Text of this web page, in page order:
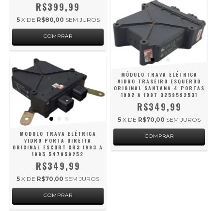
R$399,99
5 X DE R$80,00 SEM JUROS
MODULO TRAVA ELÉTRICA
VIDRO PORTA DIREITA
ORIGINAL ESCORT XR3 1993 A
1995 547959252
R$349,99
5 X DE R$70,00 SEM JUROS
MÓDULO TRAVA ELÉTRICA
VIDRO TRASEIRO ESQUERDO
ORIGINAL SANTANA 4 PORTAS
1992 A 1997 3259592531
R$349,99
5 X DE R$70,00 SEM JUROS